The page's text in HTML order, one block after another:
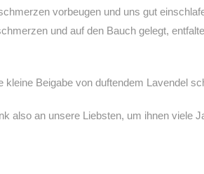
vorbeugen und uns gut
und auf den Bauch gelegt,
kleine Beigabe von duftendem Lavendel
also an unsere Liebsten, um ihnen viele